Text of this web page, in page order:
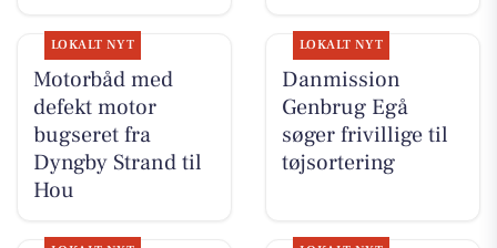
LOKALT NYT
Motorbåd med
defekt motor
bugseret fra
Dyngby Strand til
Hou
LOKALT NYT
Danmission
Genbrug Egå
søger frivillige til
tøjsortering